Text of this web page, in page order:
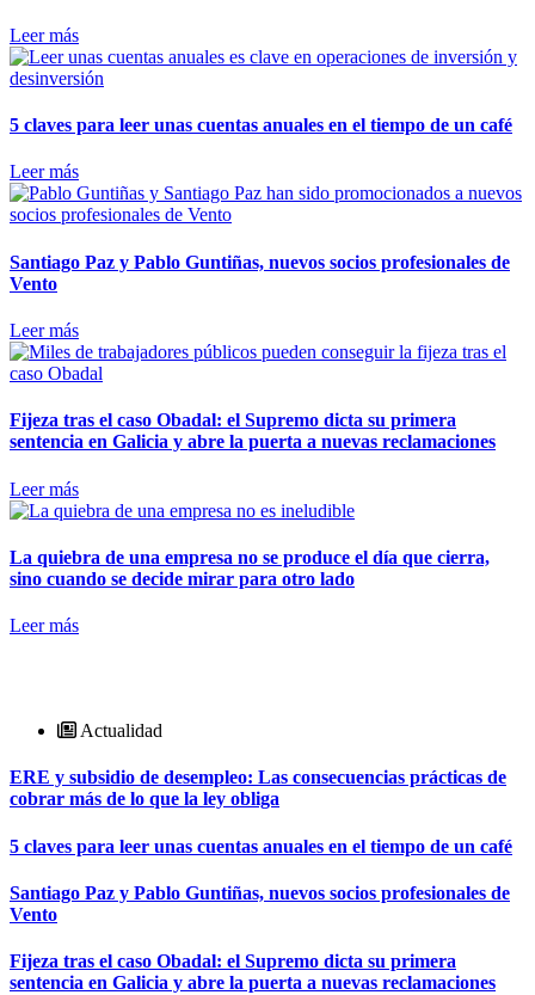
Leer más
5 claves para leer unas cuentas anuales en el tiempo de un café
Leer más
Santiago Paz y Pablo Guntiñas, nuevos socios profesionales de
Vento
Leer más
Fijeza tras el caso Obadal: el Supremo dicta su primera
sentencia en Galicia y abre la puerta a nuevas reclamaciones
Leer más
La quiebra de una empresa no se produce el día que cierra,
sino cuando se decide mirar para otro lado
Leer más
Actualidad
ERE y subsidio de desempleo: Las consecuencias prácticas de
cobrar más de lo que la ley obliga
5 claves para leer unas cuentas anuales en el tiempo de un café
Santiago Paz y Pablo Guntiñas, nuevos socios profesionales de
Vento
Fijeza tras el caso Obadal: el Supremo dicta su primera
sentencia en Galicia y abre la puerta a nuevas reclamaciones